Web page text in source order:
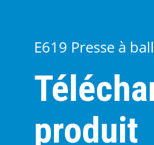
E619 Presse à
produit